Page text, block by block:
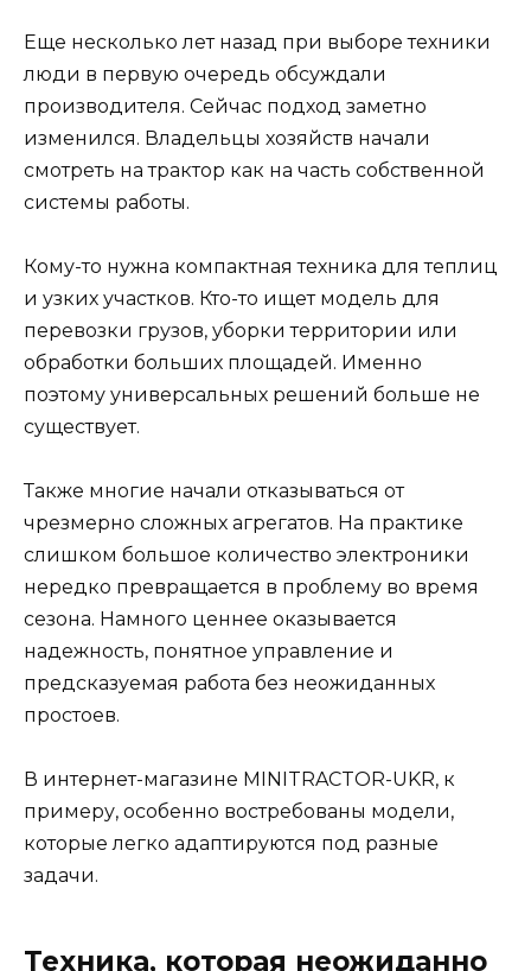
Еще несколько лет назад при выборе техники
люди в первую очередь обсуждали
производителя. Сейчас подход заметно
изменился. Владельцы хозяйств начали
смотреть на трактор как на часть собственной
системы работы.
Кому-то нужна компактная техника для теплиц
и узких участков. Кто-то ищет модель для
перевозки грузов, уборки территории или
обработки больших площадей. Именно
поэтому универсальных решений больше не
существует.
Также многие начали отказываться от
чрезмерно сложных агрегатов. На практике
слишком большое количество электроники
нередко превращается в проблему во время
сезона. Намного ценнее оказывается
надежность, понятное управление и
предсказуемая работа без неожиданных
простоев.
В интернет-магазине MINITRACTOR-UKR, к
примеру, особенно востребованы модели,
которые легко адаптируются под разные
задачи.
Техника, которая неожиданно